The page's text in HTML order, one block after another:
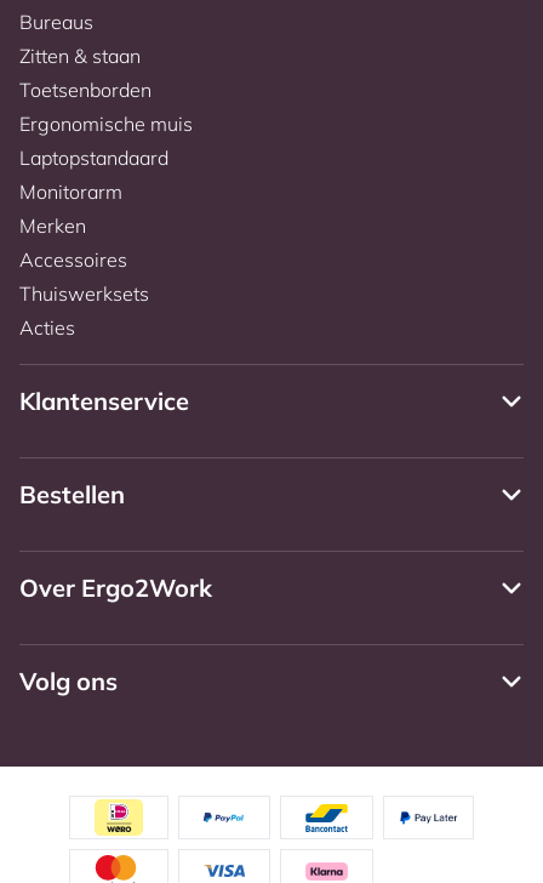
Bureaus
Zitten & staan
Toetsenborden
Ergonomische muis
Laptopstandaard
Monitorarm
Merken
Accessoires
Thuiswerksets
Acties
Klantenservice
Bestellen
Over Ergo2Work
Volg ons